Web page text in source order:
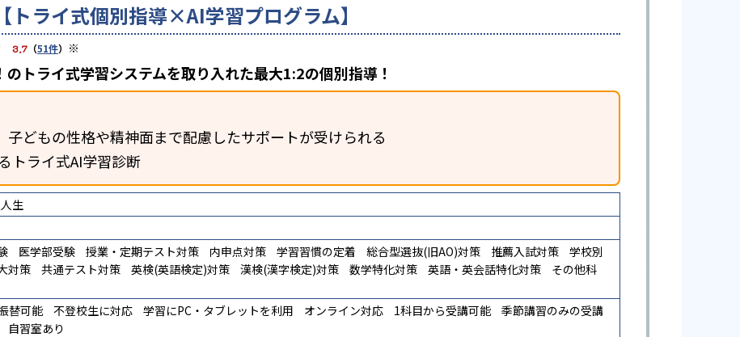
トライ式個別指導×AI学習プログラム】
3.7 （51件） ※
トライ式学習システムを取り入れた最大1:2の個別指導！
どもの性格や精神面まで配慮したサポートが受けられる
トライ式AI学習診断
生
医学部受験 授業・定期テスト対策 内申点対策 学習習慣の定着 総合型選抜(旧AO)対策 推薦入試対策
学校別
対策 共通テスト対策 英検(英語検定)対策 漢検(漢字検定)対策 数学特化対策 英語・英会話特化対策
その他科
替可能 不登校生に対応 学習にPC・タブレットを利用 オンライン対応 1科目から受講可能
季節講習のみの受講
自習室あり